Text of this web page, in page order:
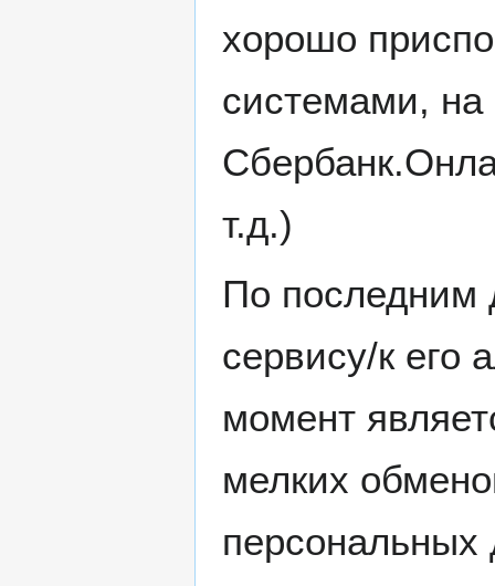
хорошо
системами, на
т.д.)
По последним
сервису/к его
момент
мелких
персональных